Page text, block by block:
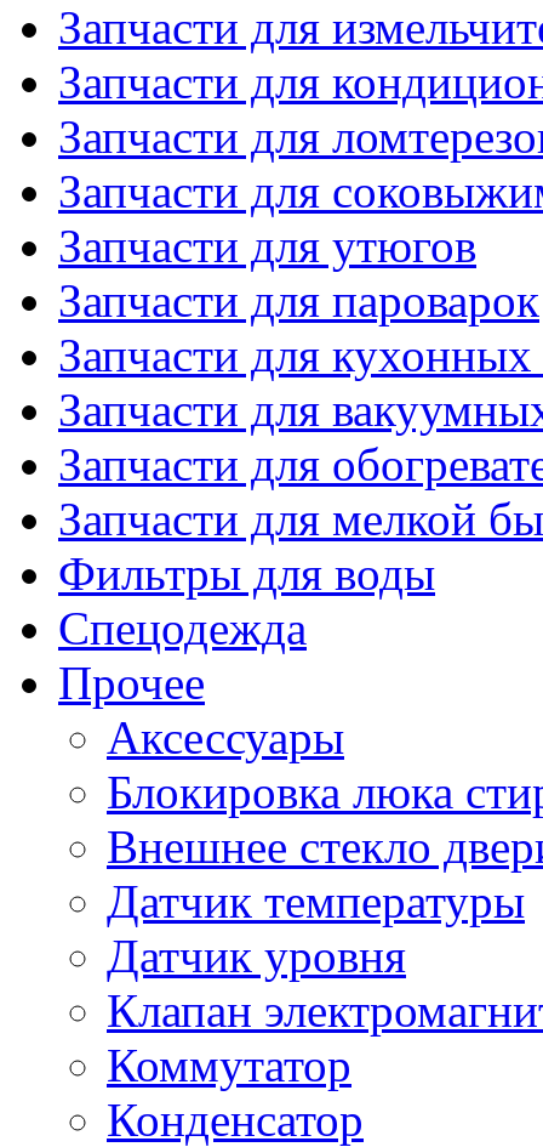
Запчасти для
Запчасти для
Запчасти для
Запчасти для
Запчасти для утюгов
Запчасти для пароварок
Запчасти для
Запчасти для
Запчасти для
Запчасти для мелкой
Фильтры для воды
Спецодежда
Прочее
Аксессуары
Блокировка люка
Внешнее стекло
Датчик температуры
Датчик уровня
Клапан
Коммутатор
Конденсатор